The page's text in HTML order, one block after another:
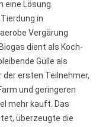
eine Lösung.
in
Vergärung
dient als Koch-
Gülle als
der ersten Teilnehmer,
und geringeren
mehr kauft. Das
überzeugte die